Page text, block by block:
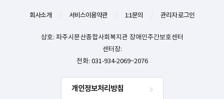
회사소개 서비스이용약관 1:1문의 관리자 로그인
상호: 파주시문산종합사회복지관 장애인주간보호센터
센터장:
전화: 031-934-2069~2076
개인정보처리방침